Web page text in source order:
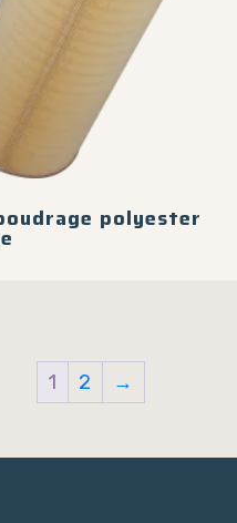
polyester
1 2 →